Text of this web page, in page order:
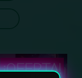
¡OFERTA!